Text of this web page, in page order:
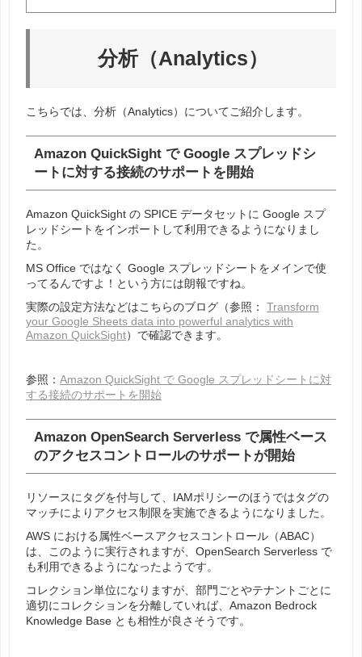
分析（Analytics）
こちらでは、分析（Analytics）についてご紹介します。
Amazon QuickSight で Google スプレッドシ
ートに対する接続のサポートを開始
Amazon QuickSight の SPICE データセットに Google スプ
レッドシートをインポートして利用できるようになりまし
た。
MS Office ではなく Google スプレッドシートをメインで使
ってるんですよ！という方には朗報ですね。
実際の設定方法などはこちらのブログ（参照：
Transform
your Google Sheets data into powerful analytics with
Amazon QuickSight）で確認できます。
参照： Amazon QuickSight で Google スプレッドシートに対
する接続のサポートを開始
Amazon OpenSearch Serverless で属性ベース
のアクセスコントロールのサポートが開始
リソースにタグを付与して、IAMポリシーのほうではタグの
マッチによりアクセス制限を実施できるようになりました。
AWS における属性ベースアクセスコントロール（ABAC）
は、このように実行されますが、OpenSearch Serverless で
も利用できるようになったようです。
コレクション単位になりますが、部門ごとやテナントごとに
適切にコレクションを分離していれば、Amazon Bedrock
Knowledge Base とも相性が良さそうです。